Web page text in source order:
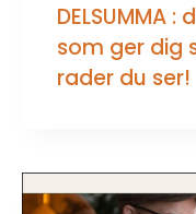
DELSUMMA
som ger dig
rader du ser!